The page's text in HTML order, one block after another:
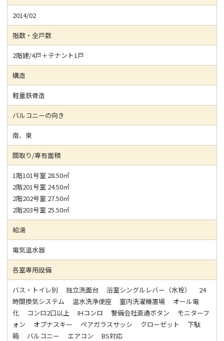
2014/02
階数・全戸数
2階建/4戸＋テナント1戸
構造
軽量鉄骨造
バルコニーの向き
南、東
間取り/専有面積
1階101号室 28.50㎡
2階201号室 24.50㎡
2階202号室 27.50㎡
2階203号室 25.50㎡
給湯
電気温水器
各室専用設備
バス・トイレ別 独立洗面台 浴室シングルレバー（水栓） 24
時間換気システム 温水洗浄便座 室内洗濯機置場 オール電
化 コンロ2口以上 IHコンロ 警備会社直通ボタン モニターフ
ォン オプナスキー ペアガラスサッシ クローゼット 下駄
箱 バルコニー エアコン BS対応